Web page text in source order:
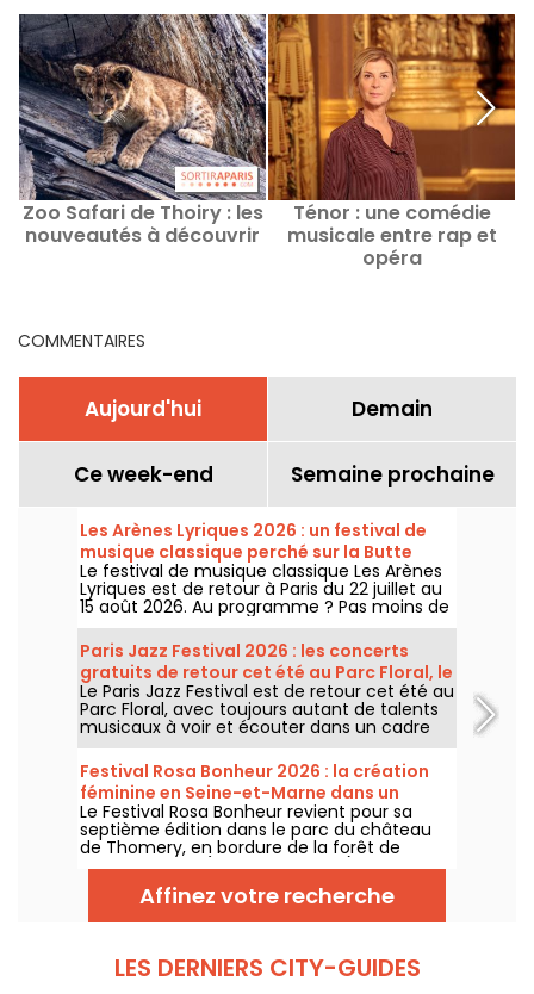
Zoo Safari de Thoiry : les
nouveautés à découvrir
Ténor : une comédie
musicale entre rap et
opéra
COMMENTAIRES
Aujourd'hui Demain
Ce week-end Semaine prochaine
Les Arènes Lyriques 2026 : un festival de
musique classique perché sur la Butte
Montmartre
Le festival de musique classique Les Arènes
Lyriques est de retour à Paris du 22 juillet au
15 août 2026. Au programme ? Pas moins de
16 concerts donnés au sein des Arènes de
Montmartre, un cadre idyllique pour écouter
les grands classiques.
Paris Jazz Festival 2026 : les concerts
gratuits de retour cet été au Parc Floral, le
programme
Le Paris Jazz Festival est de retour cet été au
Parc Floral, avec toujours autant de talents
musicaux à voir et écouter dans un cadre
bucolique. Voici le programme des concerts
gratuits à découvrir du 24 juin au 6
septembre 2026 !
Festival Rosa Bonheur 2026 : la création
féminine en Seine-et-Marne dans un
château
Le Festival Rosa Bonheur revient pour sa
septième édition dans le parc du château
de Thomery, en bordure de la forêt de
Fontainebleau (Seine-et-Marne), du 4 juillet
au 29 août 2026, avec une programmation
entièrement dédiée à la création féminine
et au matrimoine.
Affinez votre recherche
LES DERNIERS CITY-GUIDES